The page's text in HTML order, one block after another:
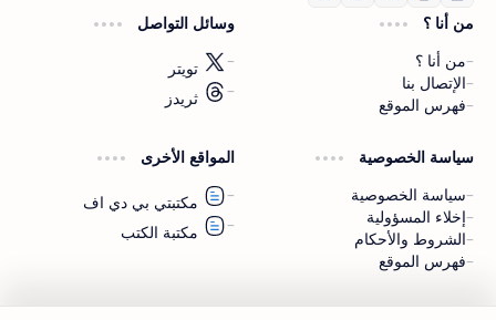
اشترك الآن
اشترك في قناتنا على تليجرام
من أنا ؟
من أنا ؟
الإتصال بنا
فهرس الموقع
وسائل التواصل
تويتر
ثريدز
سياسة الخصوصية
سياسة الخصوصية
إخلاء المسؤولية
الشروط والأحكام
فهرس الموقع
المواقع الأخرى
مكتبتي بي دي اف
مكتبة الكتب